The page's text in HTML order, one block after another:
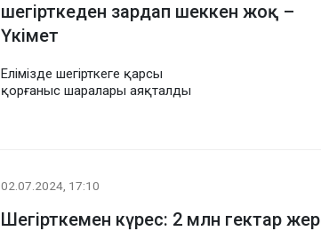
шегірткеден зардап шеккен жоқ –
Үкімет
Елімізде шегірткеге қарсы
қорғаныс шаралары аяқталды
02.07.2024, 17:10
Шегірткемен күрес: 2 млн гектар жер